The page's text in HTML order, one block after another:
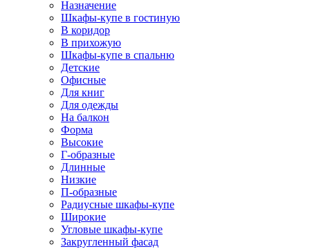
Назначение
Шкафы-купе в гостиную
В коридор
В прихожую
Шкафы-купе в спальню
Детские
Офисные
Для книг
Для одежды
На балкон
Форма
Высокие
Г-образные
Длинные
Низкие
П-образные
Радиусные шкафы-купе
Широкие
Угловые шкафы-купе
Закругленный фасад